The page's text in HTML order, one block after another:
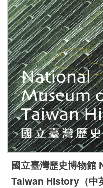
國立臺灣歷史博物
Taiwan History（中